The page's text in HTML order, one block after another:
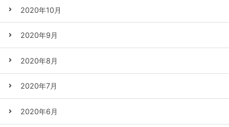
2020年10月
2020年9月
2020年8月
2020年7月
2020年6月